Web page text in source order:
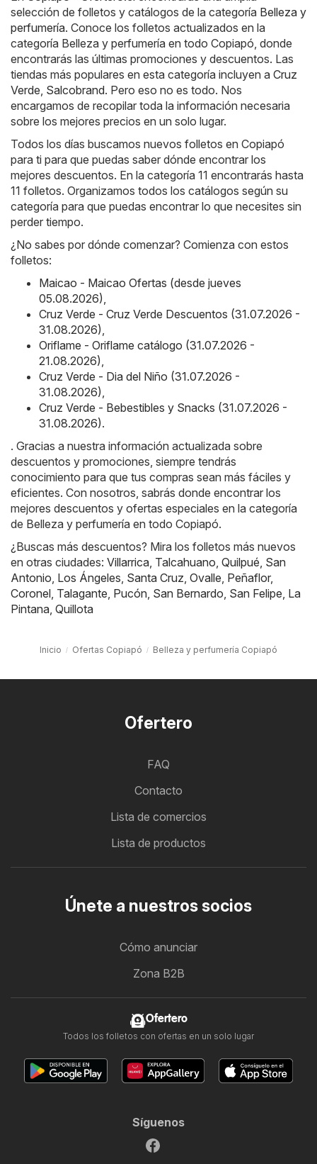
selección de folletos y catálogos de la categoría Belleza y
perfumería. Conoce los folletos actualizados en la
categoría Belleza y perfumería en todo Copiapó, donde
encontrarás las últimas promociones y descuentos. Las
tiendas más populares en esta categoría incluyen a Cruz
Verde Salcobrand. Pero eso no es todo. Nos
encargamos de recopilar toda la información necesaria
sobre los mejores precios en un solo lugar.
Todos los días buscamos nuevos folletos en Copiapó
para ti para que puedas saber dónde encontrar los
mejores descuentos. En la categoría 11 encontrarás hasta
11 folletos. Organizamos todos los catálogos según su
categoría para que puedas encontrar lo que necesites sin
perder tiempo.
¿No sabes por dónde comenzar? Comienza con estos
folletos:
Maicao - Maicao Ofertas (desde jueves
05.08.2026)
Cruz Verde - Cruz Verde Descuentos (31.07.2026 -
31.08.2026)
Oriflame - Oriflame catálogo (31.07.2026 -
21.08.2026)
Cruz Verde - Dia del Niño (31.07.2026 -
31.08.2026)
Cruz Verde - Bebestibles y Snacks (31.07.2026 -
31.08.2026).
. Gracias a nuestra información actualizada sobre
descuentos y promociones, siempre tendrás
conocimiento para que tus compras sean más fáciles y
eficientes. Con nosotros, sabrás donde encontrar los
mejores descuentos y ofertas especiales en la categoría
de Belleza y perfumería en todo Copiapó.
¿Buscas más descuentos? Mira los folletos más nuevos
en otras ciudades: Villarrica Talcahuano Quilpué San
Antonio Los Ángeles Santa Cruz Ovalle Peñaflor,
Coronel Talagante Pucón San Bernardo San Felipe La
Pintana Quillota
Inicio Ofertas Copiapó Belleza y perfumería Copiapó
Ofertero
FAQ
Contacto
Lista de comercios
Lista de productos
Únete a nuestros socios
Cómo anunciar
Zona B2B
Ofertero
Todos los folletos con ofertas en un solo lugar
Síguenos